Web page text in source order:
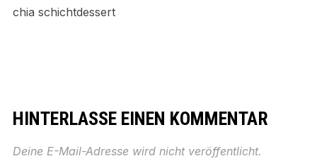
chia schichtdessert
HINTERLASSE EINEN KOMMENTAR
Deine E-Mail-Adresse wird nicht veröffentlicht.